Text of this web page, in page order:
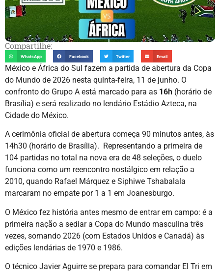
Compartilhe:
WhatsApp Facebook Twitter Email
México e África do Sul fazem a partida de abertura da Copa
do Mundo de 2026 nesta quinta-feira, 11 de junho. O
confronto do Grupo A está marcado para as 16h (horário de
Brasília) e será realizado no lendário Estádio Azteca, na
Cidade do México.
A cerimônia oficial de abertura começa 90 minutos antes, às
14h30 (horário de Brasília). Representando a primeira de
104 partidas no total na nova era de 48 seleções, o duelo
funciona como um reencontro nostálgico em relação a
2010, quando Rafael Márquez e Siphiwe Tshabalala
marcaram no empate por 1 a 1 em Joanesburgo.
O México fez história antes mesmo de entrar em campo: é a
primeira nação a sediar a Copa do Mundo masculina três
vezes, somando 2026 (com Estados Unidos e Canadá) às
edições lendárias de 1970 e 1986.
O técnico Javier Aguirre se prepara para comandar El Tri em